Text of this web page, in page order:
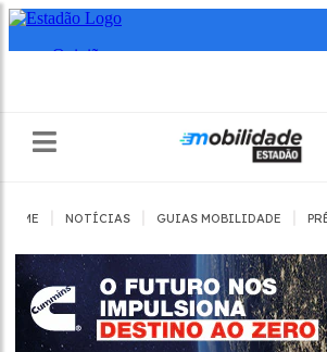
HOME NOTÍCIAS GUIAS MOBILIDADE